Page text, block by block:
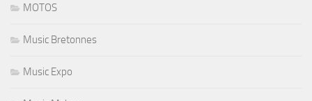
MOTOS
Music Bretonnes
Music Expo